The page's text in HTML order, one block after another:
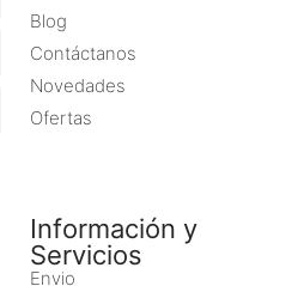
Blog
Contáctanos
Novedades
Ofertas
Información y
Servicios
Envio